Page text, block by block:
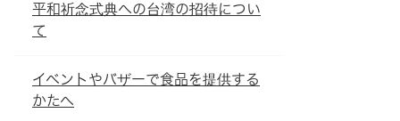
平和祈念式典への台湾の招待につい
て
イベントやバザーで食品を提供する
かたへ